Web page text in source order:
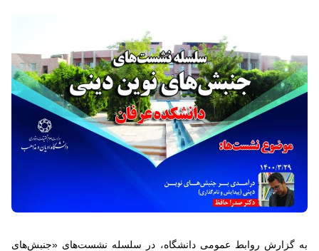
به گزارش روابط عمومی دانشگاه، در سلسله نشست‌های «جنبش‌های